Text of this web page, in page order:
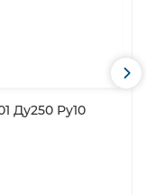
Ду250 Ру10